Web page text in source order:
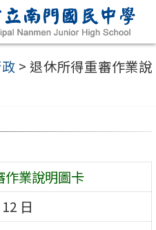
> 退休所得重審作業說
作業說明圖卡
日